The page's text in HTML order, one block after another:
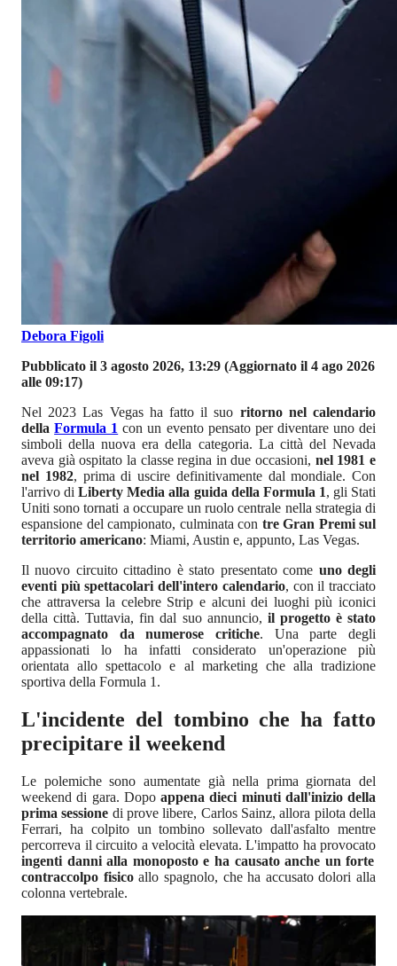
Debora Figoli
Pubblicato il 3 agosto 2026, 13:29 (Aggiornato il 4 ago 2026
alle 09:17)
Nel 2023 Las Vegas ha fatto il suo ritorno nel calendario
dellaFormula 1 con un evento pensato per diventare uno dei
simboli della nuova era della categoria. La città del Nevada
aveva già ospitato la classe regina in due occasioni, nel 1981 e
nel 1982, prima di uscire definitivamente dal mondiale. Con
l'arrivo diLiberty Media alla guida della Formula 1, gli Stati
Uniti sono tornati a occupare un ruolo centrale nella strategia di
espansione del campionato, culminata con tre Gran Premi sul
territorio americano: Miami, Austin e, appunto, Las Vegas.
Il nuovo circuito cittadino è stato presentato come uno degli
eventi più spettacolari dell'intero calendario, con il tracciato
che attraversa la celebre Strip e alcuni dei luoghi più iconici
della città. Tuttavia, fin dal suo annuncio, il progetto è stato
accompagnato da numerose critiche. Una parte degli
appassionati lo ha infatti considerato un'operazione più
orientata allo spettacolo e al marketing che alla tradizione
sportiva della Formula 1.
L'incidente del tombino che ha fatto
precipitare il weekend
Le polemiche sono aumentate già nella prima giornata del
weekend di gara. Dopo appena dieci minuti dall'inizio della
prima sessione di prove libere, Carlos Sainz, allora pilota della
Ferrari, ha colpito un tombino sollevato dall'asfalto mentre
percorreva il circuito a velocità elevata. L'impatto ha provocato
ingenti danni alla monoposto e ha causato anche un forte
contraccolpo fisicoallo spagnolo, che ha accusato dolori alla
colonna vertebrale.